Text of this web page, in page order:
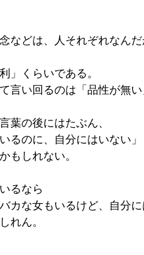
などは、人それぞれなん
」くらいである。
言い回るのは「品性が無い
葉の後にはたぶん、
るのに、自分にはいない」
もしれない。
るなら
カな女もいるけど、自分
れん。